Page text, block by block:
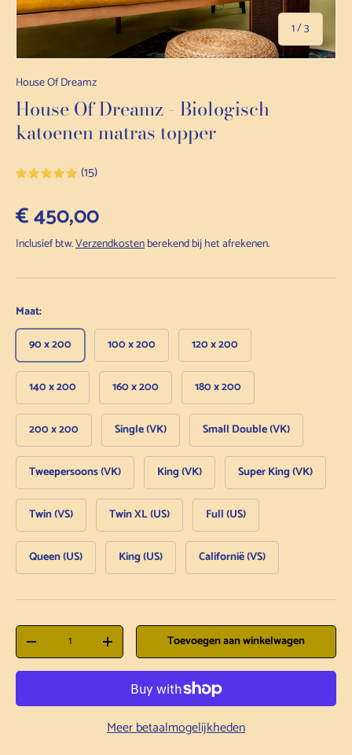
1/van
3
House Of Dreamz
House Of Dreamz - Biologisch
katoenen matras topper
(15)
Normale prijs
€ 450,00
Inclusief btw.Verzendkostenberekend bij het afrekenen.
Maat:
90 x 200
100 x 200 120 x 200
140 x 200 160 x 200 180 x 200
200 x 200 Single (VK) Small Double (VK)
Tweepersoons (VK) King (VK) Super King (VK)
Twin (VS) Twin XL (US) Full (US)
Queen (US) King (US) Californië (VS)
Aantal
Hoeveelheid verlagenHoeveelheid verhogenToevoegen aan winkelwagen
Meer betaalmogelijkheden